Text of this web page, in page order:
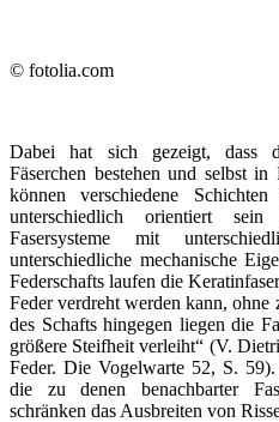
© fotolia.com
Dabei hat sich gezeigt, dass
Fäserchen bestehen und selbst
können verschiedene
unterschiedlich orientiert
Fasersysteme mit
unterschiedliche mechanische
Federschafts laufen die
Feder verdreht werden kann, ohne
des Schafts hingegen liegen die
größere Steifheit verleiht“ (V.
Feder. Die Vogelwarte 52, S.
die zu denen benachbarter
schränken das Ausbreiten von